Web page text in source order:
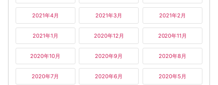
2021年4月 2021年3月 2021年2月
2021年1月 2020年12月 2020年11月
2020年10月 2020年9月 2020年8月
2020年7月 2020年6月 2020年5月